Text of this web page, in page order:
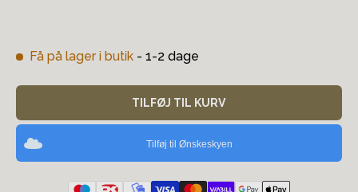
Få på lager i butik - 1-2 dage
TILFØJ TIL KURV
Tilføj til Ønskeskyen